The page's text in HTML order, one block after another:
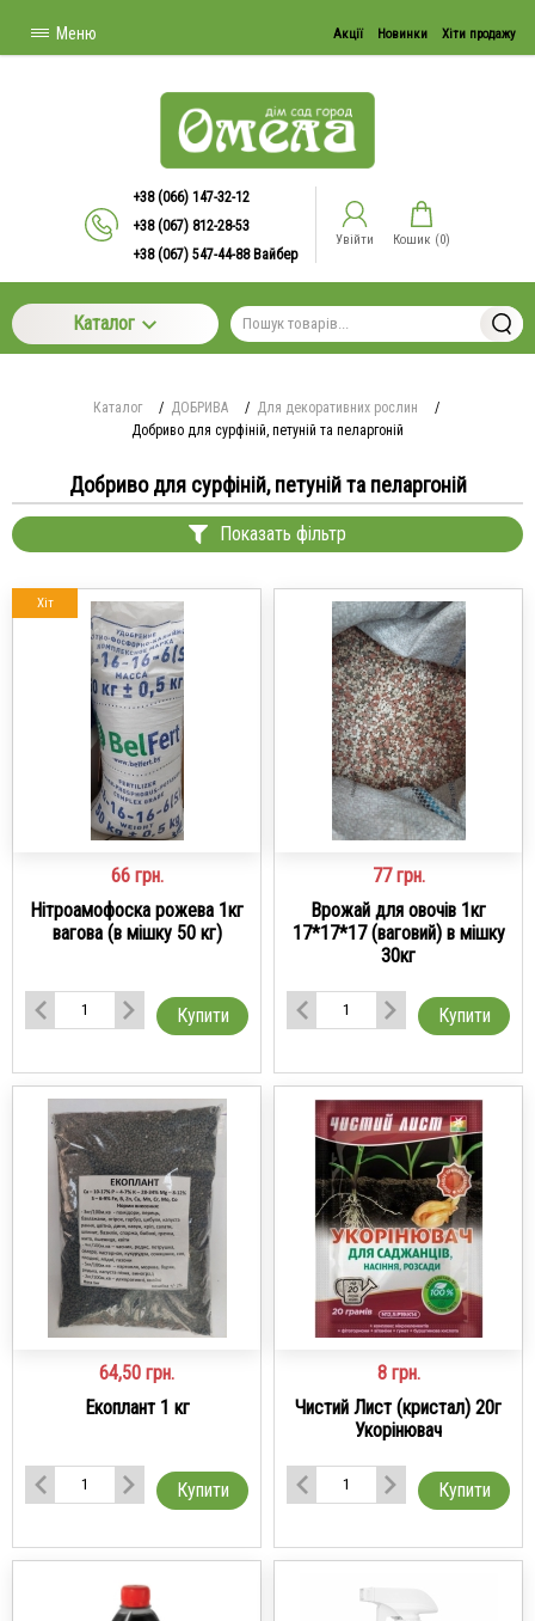
Меню Акції Новинки Хіти продажу
+38 (066) 147-32-12
+38 (067) 812-28-53
+38 (067) 547-44-88 Вайбер
Увійти Кошик (0)
Каталог
Каталог / ДОБРИВА / Для декоративних рослин
/
Добриво для сурфіній, петуній та пеларгоній
Добриво для сурфіній, петуній та пеларгоній
Показать фільтр
Хіт
66 грн.
Нітроамофоска рожева 1кг
вагова (в мішку 50 кг)
Купити
77 грн.
Врожай для овочів 1кг
17*17*17 (ваговий) в мішку
30кг
Купити
64,50 грн.
Екоплант 1 кг
Купити
8 грн.
Чистий Лист (кристал) 20г
Укорінювач
Купити